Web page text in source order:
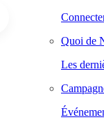
Quoi de
Les